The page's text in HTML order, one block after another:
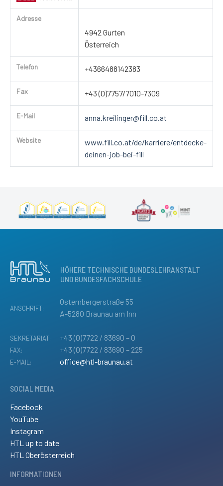
Adresse
4942 Gurten
Österreich
Telefon +4366488142383
Fax +43 (0)7757/7010-7309
E-Mail anna.kreilinger@fill.co.at
Website
www.fill.co.at/de/karriere/entdecke-
deinen-job-bei-fill
HÖHERE TECHNISCHE BUNDESLEHRANSTALT
UND BUNDESFACHSCHULE
ANSCHRIFT:
Osternbergerstraße 55
A-5280 Braunau am Inn
SEKRETARIAT: +43 (0)7722 / 83690 – 0
FAX: +43 (0)7722 / 83690 – 225
E-MAIL: office@htl-braunau.at
SOCIAL MEDIA
Facebook
YouTube
Instagram
HTL up to date
HTL Oberösterreich
INFORMATIONEN